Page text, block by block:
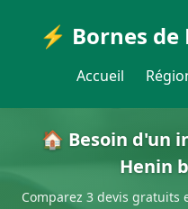
⚡ Bornes de
Accueil
🏠 Besoin d'un
Henin
Comparez 3 devis